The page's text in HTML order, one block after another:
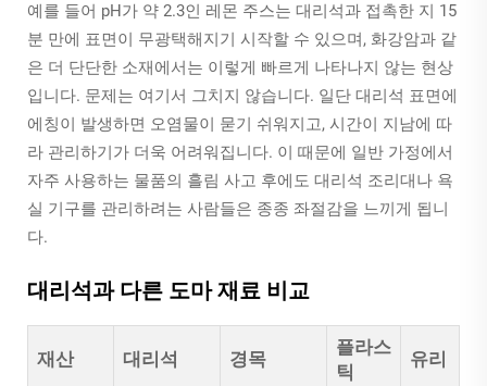
예를 들어 pH가 약 2.3인 레몬 주스는 대리석과 접촉한 지 15
분 만에 표면이 무광택해지기 시작할 수 있으며, 화강암과 같
은 더 단단한 소재에서는 이렇게 빠르게 나타나지 않는 현상
입니다. 문제는 여기서 그치지 않습니다. 일단 대리석 표면에
에칭이 발생하면 오염물이 묻기 쉬워지고, 시간이 지남에 따
라 관리하기가 더욱 어려워집니다. 이 때문에 일반 가정에서
자주 사용하는 물품의 흘림 사고 후에도 대리석 조리대나 욕
실 기구를 관리하려는 사람들은 종종 좌절감을 느끼게 됩니
다.
대리석과 다른 도마 재료 비교
재산 대리석 경목
플라스
틱
유리